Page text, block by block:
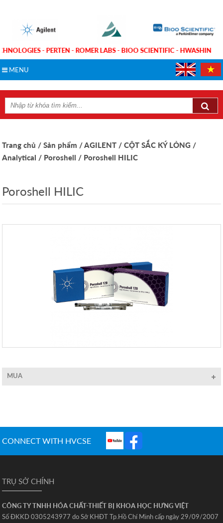
- PERTEN - ROMER LABS - BIOO SCIENTIFIC - HWASHIN
MENU
Trang chủ / Sản phẩm / AGILENT / CỘT SẮC KÝ LỎNG /
Analytical / Poroshell / Poroshell HILIC
Poroshell HILIC
MUA
CONNECT WITH HVCSE
TRỤ SỞ CHÍNH
CÔNG TY TNHH HÓA CHẤT-THIẾT BỊ KHOA HỌC HƯNG VIỆT
Số ĐKKD 0305243977 do Sở KHĐT Tp.Hồ Chí Minh cấp ngày 29/09/2007